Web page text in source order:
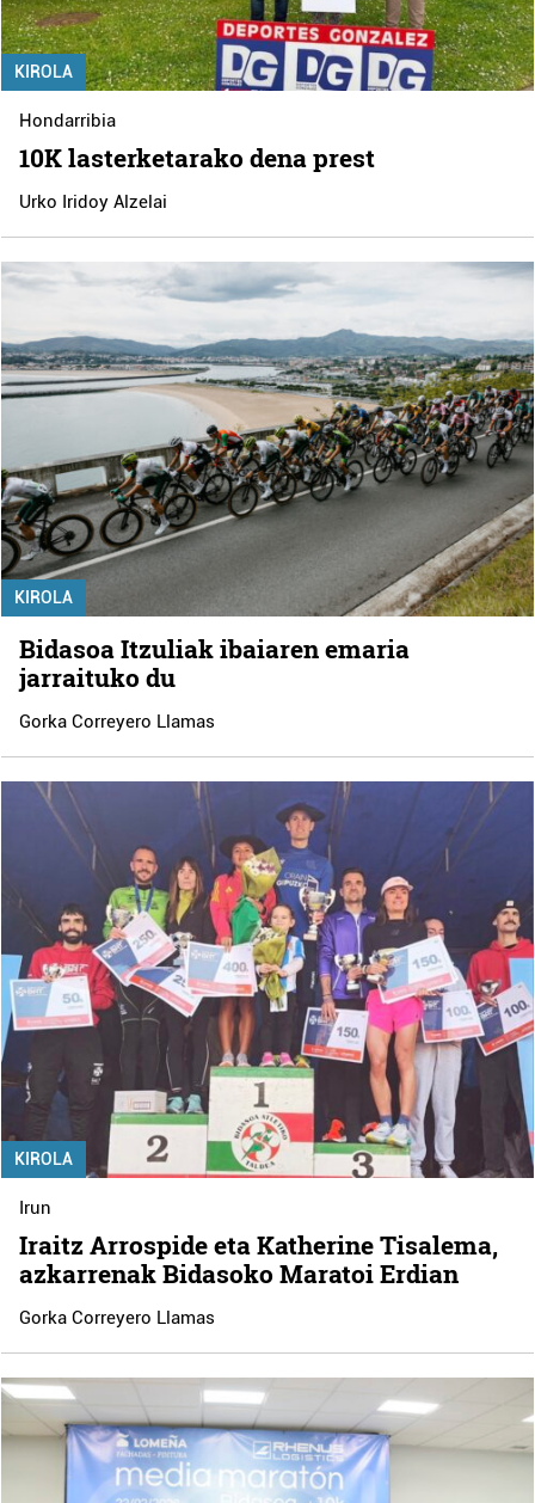
KIROLA
Hondarribia
10K lasterketarako dena prest
Urko Iridoy Alzelai
KIROLA
Bidasoa Itzuliak ibaiaren emaria
jarraituko du
Gorka Correyero Llamas
KIROLA
Irun
Iraitz Arrospide eta Katherine Tisalema,
azkarrenak Bidasoko Maratoi Erdian
Gorka Correyero Llamas